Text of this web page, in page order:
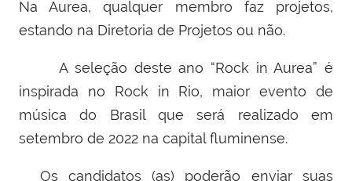
Na Aurea, qualquer membro faz projetos,
estando na Diretoria de Projetos ou não.
A seleção deste ano “Rock in Aurea” é
inspirada no Rock in Rio, maior evento de
música do Brasil que será realizado em
setembro de 2022 na capital fluminense.
Os candidatos (as) poderão enviar suas